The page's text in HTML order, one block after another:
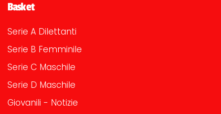
Basket
Serie A Dilettanti
Serie B Femminile
Serie C Maschile
Serie D Maschile
Giovanili - Notizie